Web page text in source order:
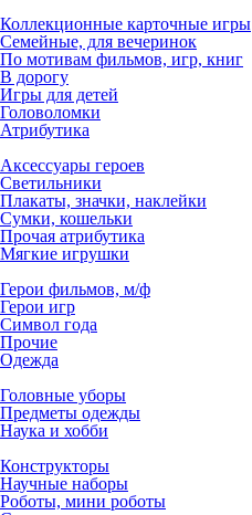
Коллекционные карточные игры
Семейные, для вечеринок
По мотивам фильмов, игр, книг
В дорогу
Игры для детей
Головоломки
Атрибутика
Аксессуары героев
Светильники
Плакаты, значки, наклейки
Сумки, кошельки
Прочая атрибутика
Мягкие игрушки
Герои фильмов, м/ф
Герои игр
Символ года
Прочие
Одежда
Головные уборы
Предметы одежды
Наука и хобби
Конструкторы
Научные наборы
Роботы, мини роботы